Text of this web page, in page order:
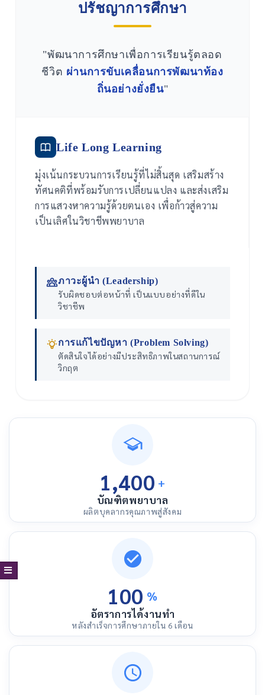
ปรัชญาการศึกษา
"พัฒนาการศึกษาเพื่อการเรียนรู้ตลอด
ชีวิต ผ่านการขับเคลื่อนการพัฒนาท้อง
ถิ่นอย่างยั่งยืน"
Life Long Learning
มุ่งเน้นกระบวนการเรียนรู้ที่ไม่สิ้นสุด เสริมสร้าง
ทัศนคติที่พร้อมรับการเปลี่ยนแปลง และส่งเสริม
การแสวงหาความรู้ด้วยตนเอง เพื่อก้าวสู่ความ
เป็นเลิศในวิชาชีพพยาบาล
ภาวะผู้นำ (Leadership)
รับผิดชอบต่อหน้าที่ เป็นแบบอย่างที่ดีใน
วิชาชีพ
การแก้ไขปัญหา (Problem Solving)
ตัดสินใจได้อย่างมีประสิทธิภาพในสถานการณ์
วิกฤต
1,400 +
บัณฑิตพยาบาล
ผลิตบุคลากรคุณภาพสู่สังคม
100 %
อัตราการได้งานทำ
หลังสำเร็จการศึกษาภายใน 6 เดือน